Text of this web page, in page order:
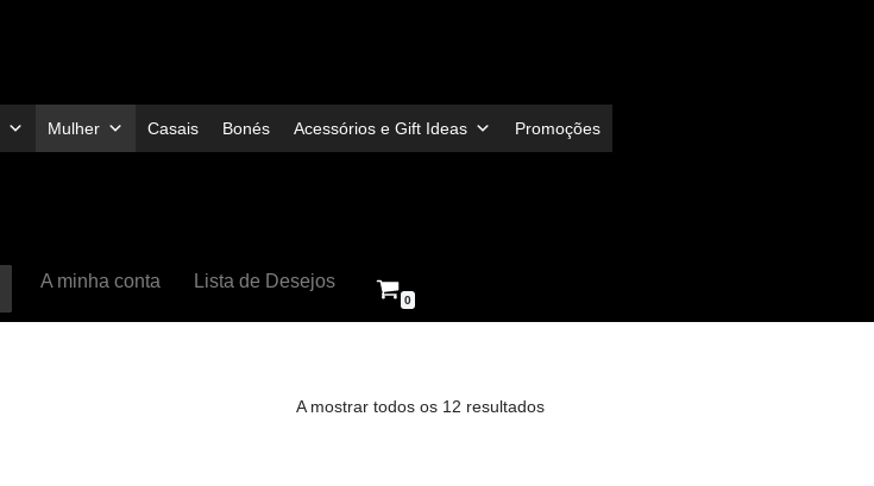
Mulher Casais Bonés Acessórios e Gift Ideas Promoções
A minha conta Lista de Desejos
0
A mostrar todos os 12 resultados